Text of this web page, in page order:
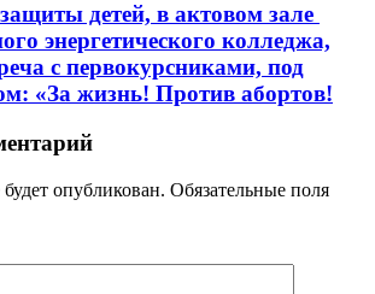
детей, в актовом зале
энергетического колледжа,
с первокурсниками, под
«За жизнь! Против абортов!
опубликован. Обязательные поля